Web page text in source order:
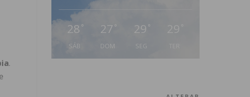
.
28 °
SÁB
27 °
DOM
29 °
SEG
29 °